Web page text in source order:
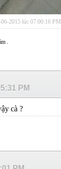
2015 lúc 07:00:16 PM
.
PM
cà ?